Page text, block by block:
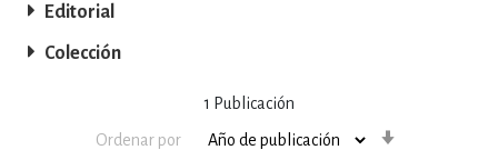
1 Publicación
Ordenar por
Editorial
Colección